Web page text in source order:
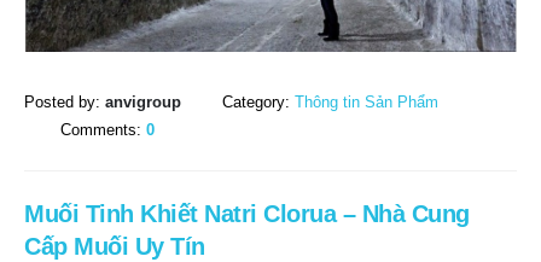
Posted by: anvigroup Category: Thông tin Sản Phẩm
Comments: 0
Muối Tinh Khiết Natri Clorua – Nhà Cung
Cấp Muối Uy Tín